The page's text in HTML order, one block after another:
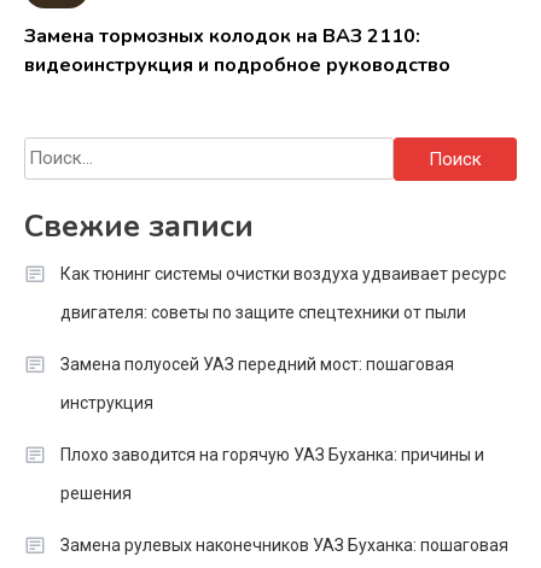
Замена тормозных колодок на ВАЗ 2110:
видеоинструкция и подробное руководство
Найти:
Свежие записи
Как тюнинг системы очистки воздуха удваивает ресурс
двигателя: советы по защите спецтехники от пыли
Замена полуосей УАЗ передний мост: пошаговая
инструкция
Плохо заводится на горячую УАЗ Буханка: причины и
решения
Замена рулевых наконечников УАЗ Буханка: пошаговая